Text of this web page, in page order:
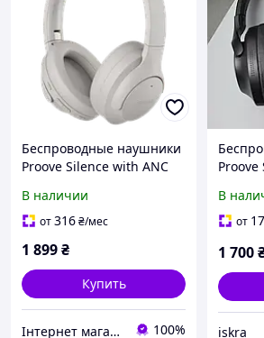
Беспроводные наушники
Proove Silence with ANC
В наличии
от316₴/мес
1 899₴
Купить
Інтернет магазин ipeoplestore 100%
В
от
1 700
iskra